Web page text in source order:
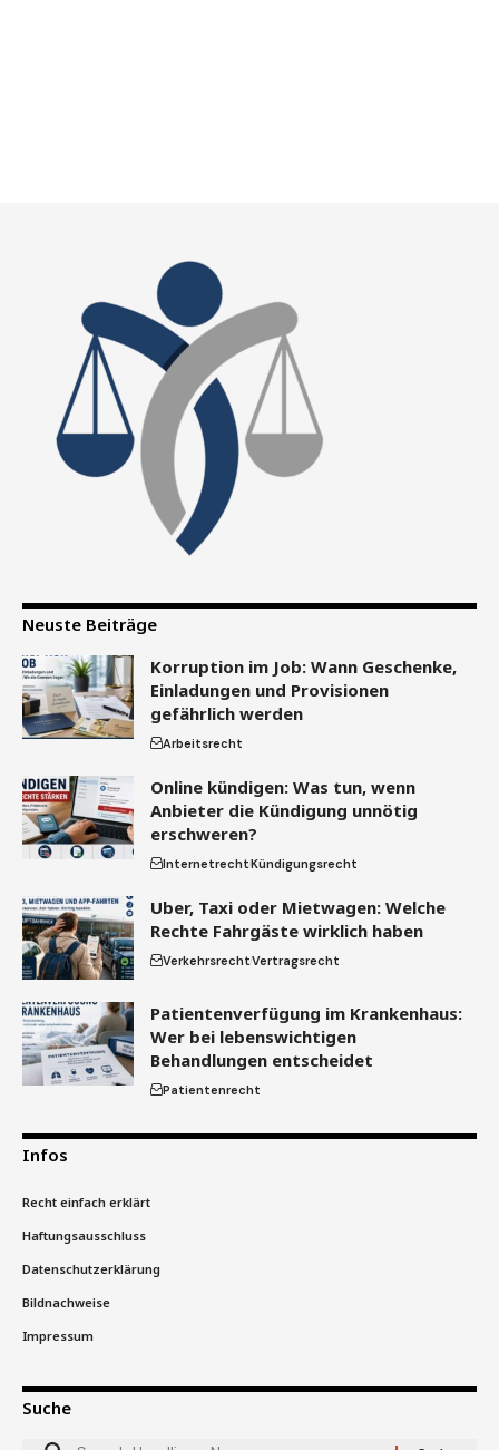
Neuste Beiträge
Korruption im Job: Wann Geschenke,
Einladungen und Provisionen
gefährlich werden
Arbeitsrecht
Online kündigen: Was tun, wenn
Anbieter die Kündigung unnötig
erschweren?
InternetrechtKündigungsrecht
Uber, Taxi oder Mietwagen: Welche
Rechte Fahrgäste wirklich haben
VerkehrsrechtVertragsrecht
Patientenverfügung im Krankenhaus:
Wer bei lebenswichtigen
Behandlungen entscheidet
Patientenrecht
Infos
Recht einfach erklärt
Haftungsausschluss
Datenschutzerklärung
Bildnachweise
Impressum
Suche